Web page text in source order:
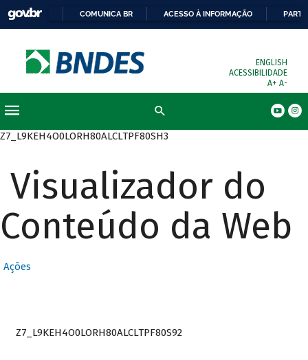
COMUNICA BR ACESSO À INFORMAÇÃO
ENGLISH
ACESSIBILIDADE
A+ A-
Z7_L9KEH4O0LORH80ALCLTPF80SH3
Visualizador do
Conteúdo da Web
Ações
Z7_L9KEH4O0LORH80ALCLTPF80S92